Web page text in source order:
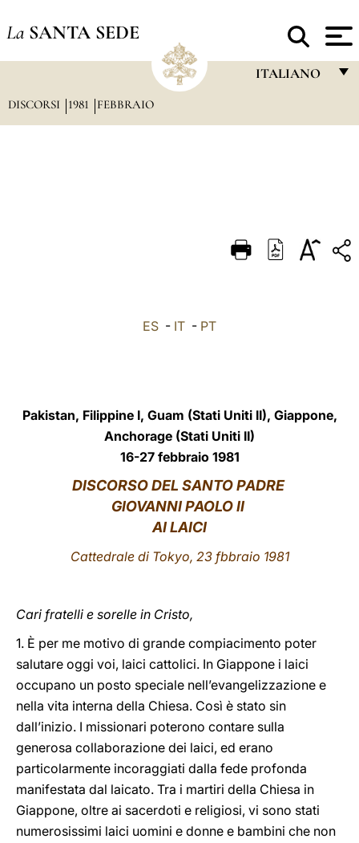
La SANTA SEDE
ITALIANO
DEUTSCH
DISCORSI 1981 FEBBRAIO
ES - IT - PT
Pakistan, Filippine I, Guam (Stati Uniti II), Giappone,
Anchorage (Stati Uniti II)
16-27 febbraio 1981
DISCORSO DEL SANTO PADRE
GIOVANNI PAOLO II
AI LAICI
Cattedrale di Tokyo, 23 fbbraio 1981
Cari fratelli e sorelle in Cristo,
1. È per me motivo di grande compiacimento poter
salutare oggi voi, laici cattolici. In Giappone i laici
occupano un posto speciale nell’evangelizzazione e
nella vita interna della Chiesa. Così è stato sin
dall’inizio. I missionari poterono contare sulla
generosa collaborazione dei laici, ed erano
particolarmente incoraggiati dalla fede profonda
manifestata dal laicato. Tra i martiri della Chiesa in
Giappone, oltre ai sacerdoti e religiosi, vi sono stati
numerosissimi laici uomini e donne e bambini che non